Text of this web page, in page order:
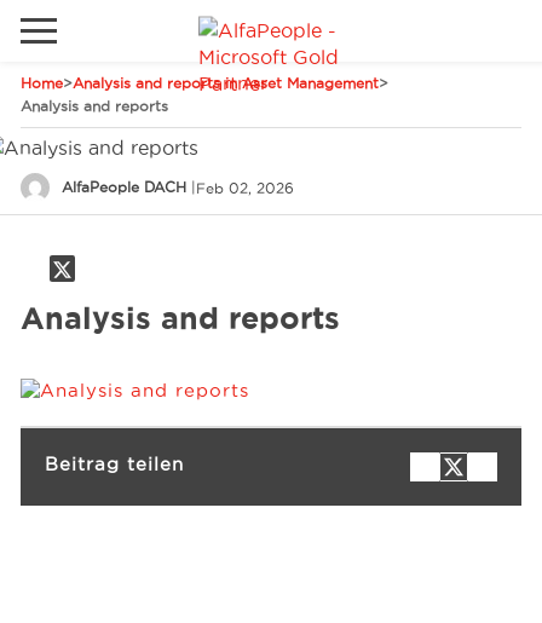
Home>Analysis and reports in Asset Management>
Analysis and reports
AlfaPeople DACH | Feb 02, 2026
Analysis and reports
Beitrag teilen
Telefon
Lokale Website
China
Spanien